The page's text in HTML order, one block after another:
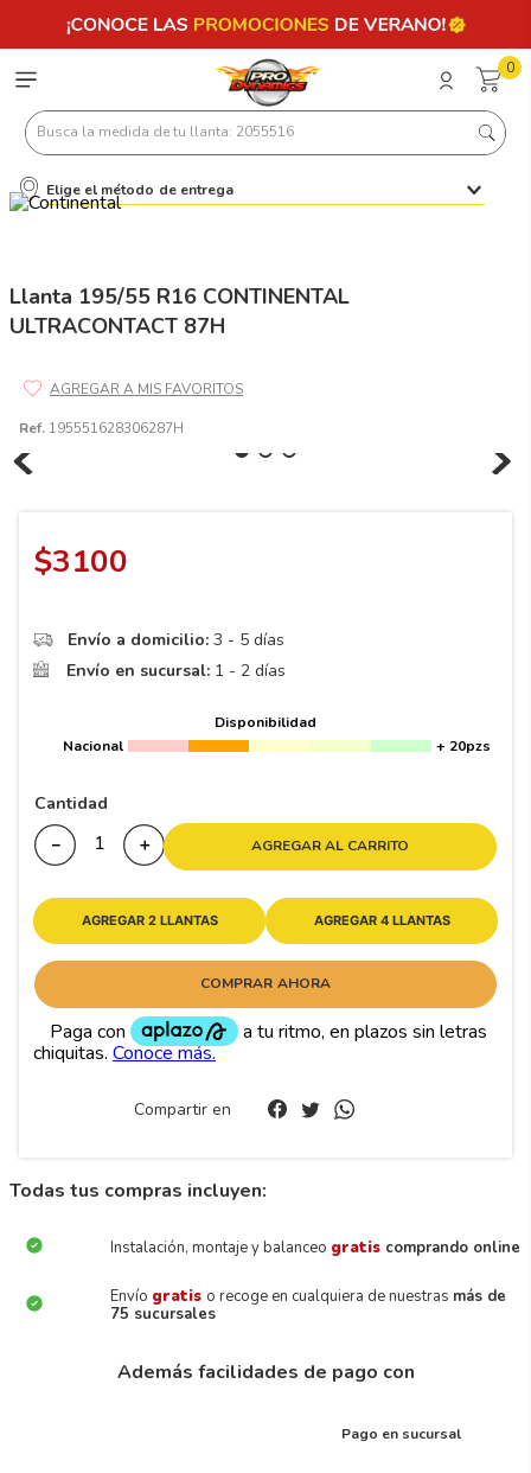
0
Busca la medida de tu llanta: 2055516
Elige el método de entrega
Llanta 195/55 R16 CONTINENTAL
ULTRACONTACT 87H
Ref. 195551628306287H
$3100
Envío a domicilio: 3 - 5 días
Envío en sucursal: 1 - 2 días
Disponibilidad
Nacional
+ 20pzs
Cantidad
＋
－ AGREGAR AL CARRITO
AGREGAR 2 LLANTAS AGREGAR 4 LLANTAS
COMPRAR AHORA
Compartir en
Todas tus compras incluyen:
Instalación, montaje y balanceo gratis comprando online
Envío gratis o recoge en cualquiera de nuestras más de
75 sucursales
Además facilidades de pago con
Pago en sucursal
Términos más buscados
6 205